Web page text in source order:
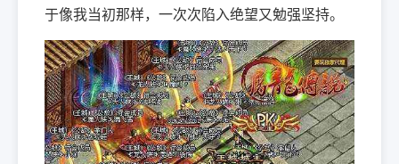
于像我当初那样，一次次陷入绝望又勉强坚持。